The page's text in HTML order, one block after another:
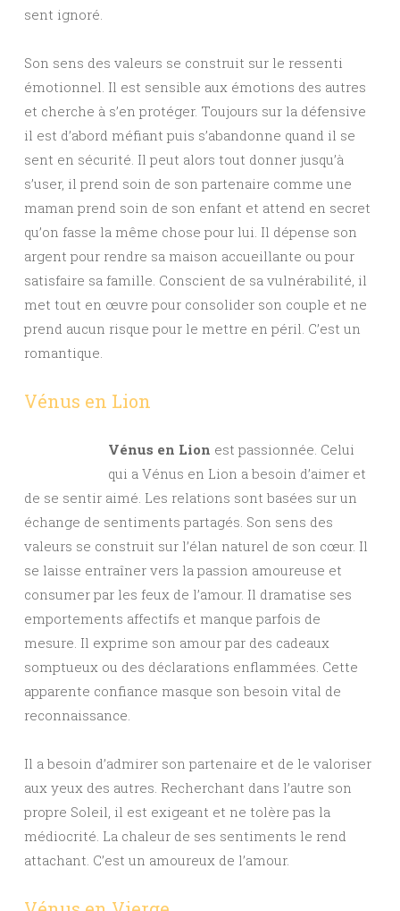
sent ignoré.
Son sens des valeurs se construit sur le ressenti
émotionnel. Il est sensible aux émotions des autres
et cherche à s’en protéger. Toujours sur la défensive
il est d’abord méfiant puis s’abandonne quand il se
sent en sécurité. Il peut alors tout donner jusqu’à
s’user, il prend soin de son partenaire comme une
maman prend soin de son enfant et attend en secret
qu’on fasse la même chose pour lui. Il dépense son
argent pour rendre sa maison accueillante ou pour
satisfaire sa famille. Conscient de sa vulnérabilité, il
met tout en œuvre pour consolider son couple et ne
prend aucun risque pour le mettre en péril. C’est un
romantique.
Vénus en Lion
Vénus en Lion est passionnée. Celui
qui a Vénus en Lion a besoin d’aimer et
de se sentir aimé. Les relations sont basées sur un
échange de sentiments partagés. Son sens des
valeurs se construit sur l’élan naturel de son cœur. Il
se laisse entraîner vers la passion amoureuse et
consumer par les feux de l’amour. Il dramatise ses
emportements affectifs et manque parfois de
mesure. Il exprime son amour par des cadeaux
somptueux ou des déclarations enflammées. Cette
apparente confiance masque son besoin vital de
reconnaissance.
Il a besoin d’admirer son partenaire et de le valoriser
aux yeux des autres. Recherchant dans l’autre son
propre Soleil, il est exigeant et ne tolère pas la
médiocrité. La chaleur de ses sentiments le rend
attachant. C’est un amoureux de l’amour.